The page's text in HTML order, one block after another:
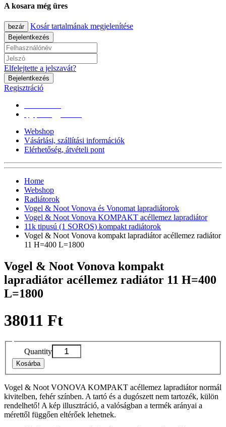
A kosara még üres
bezár Kosár tartalmának megjelenítése
Bejelentkezés
Elfelejtette a jelszavát?
Bejelentkezés
Regisztráció
Webshop
Vásárlási, szállítási információk
Elérhetőség, átvételi pont
Home
Webshop
Radiátorok
Vogel & Noot Vonova és Vonomat lapradiátorok
Vogel & Noot Vonova KOMPAKT acéllemez lapradiátor
11k tipusú (1 SOROS) kompakt radiátorok
Vogel & Noot Vonova kompakt lapradiátor acéllemez radiátor
11 H=400 L=1800
Vogel & Noot Vonova kompakt
lapradiátor acéllemez radiátor 11 H=400
L=1800
38011 Ft
Quantity
Kosárba
Vogel & Noot VONOVA KOMPAKT acéllemez lapradiátor normál
kivitelben, fehér színben. A tartó és a dugószett nem tartozék, külön
rendelhető! A kép illusztráció, a valóságban a termék arányai a
mérettől függően eltérőek lehetnek.